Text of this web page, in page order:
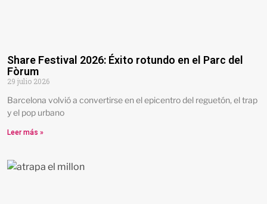
Share Festival 2026: Éxito rotundo en el Parc del
Fòrum
29 julio 2026
Barcelona volvió a convertirse en el epicentro del reguetón, el trap
y el pop urbano
Leer más »